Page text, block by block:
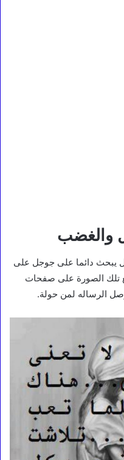
والغضب
يبحث دائما على جوجل على
تلك الصورة على صفحات
الرساله لمن حولة.